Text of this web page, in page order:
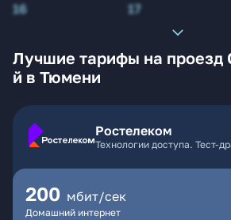
16
17
Лучшие тарифы на проезд
й в Тюмени
Ростелеком
Технологии доступа. Тест-
200 мбит/сек
Домашний интернет